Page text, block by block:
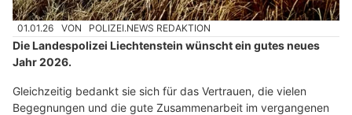
01.01.26 VON POLIZEI.NEWS REDAKTION
Die Landespolizei Liechtenstein wünscht ein gutes neues
Jahr 2026.
Gleichzeitig bedankt sie sich für das Vertrauen, die vielen
Begegnungen und die gute Zusammenarbeit im vergangenen